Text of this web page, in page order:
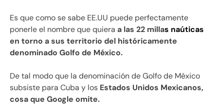
Es que como se sabe EE.UU puede perfectamente
ponerle el nombre que quiera a las 22 millas naúticas
en torno a sus territorio del históricamente
denominado Golfo de México.
De tal modo que la denominación de Golfo de México
subsiste para Cuba y los Estados Unidos Mexicanos,
cosa que Google omite.